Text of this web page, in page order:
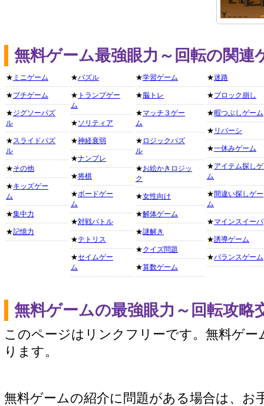
無料ゲーム最強眼力～回転の関連
★ ミニゲーム
★プチゲーム
★ジグソーパズ
ル
★スライドパズ
ル
★その他
★キッズゲー
ム
★集中力
★記憶力
★パズル
★ トランプゲー
ム
★ソリティア
★神経衰弱
★ナンプレ
★将棋
★ボードゲー
ム
★対戦バトル
★テトリス
★セイムゲー
ム
★学習ゲーム
★脳トレ
★マッチ３ゲー
ム
★ ロジックパズ
ル
★お絵かきロジッ
ク
★女性向け
★解体ゲーム
★謎解き
★クイズ問題
★算数ゲーム
★迷路
★ブロック崩し
★暇つぶしゲーム
★ リバーシ
★一休みゲーム
★アイテム探し
ム
★間違い探しゲー
ム
★マインスイーパ
★誘導ゲーム
★バランスゲーム
無料ゲームの最強眼力～回転攻略
このページはリンクフリーです。無料ゲー
ります。
無料ゲームの紹介に問題がある場合は、お